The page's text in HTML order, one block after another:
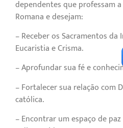
dependentes que professam
Romana e desejam:
– Receber os Sacramentos
Eucaristia e Crisma.
– Aprofundar sua fé e
– Fortalecer sua relação com
católica.
– Encontrar um espaço de